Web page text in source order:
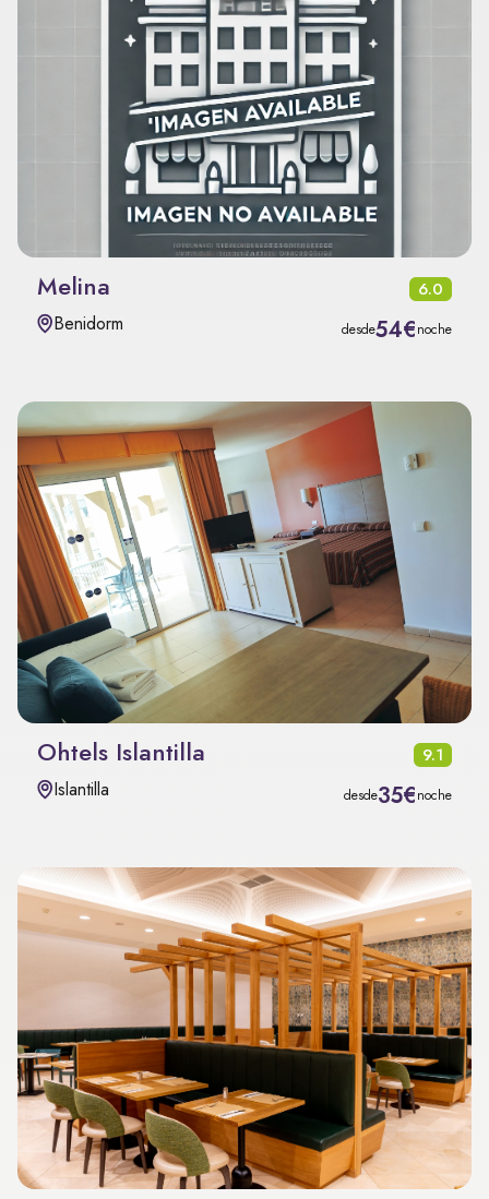
Melina 6.0
Benidorm desde54€noche
Ohtels Islantilla 9.1
Islantilla desde35€noche